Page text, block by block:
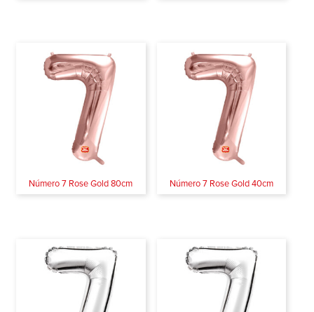
Número 7 Rose Gold 80cm Número 7 Rose Gold 40cm